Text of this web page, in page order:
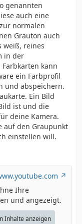
genannten
auch eine
normalen
Grauton auch
weiß, reines
in der
kann
ein Farbprofil
und abspeichern.
Ein Bild
ist und die
deine Kamera.
auf den Graupunkt
einstellen will.
Ihre
und angezeigt.
Inhalte anzeigen